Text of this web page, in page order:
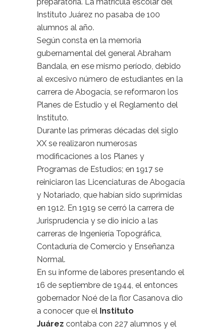
Instituto Juárez no pasaba de 100
alumnos al año.
Según consta en la memoria
gubernamental del general Abraham
Bandala, en ese mismo período, debido
al excesivo número de estudiantes en la
carrera de Abogacía, se reformaron los
Planes de Estudio y el Reglamento del
Instituto.
Durante las primeras décadas del siglo
XX se realizaron numerosas
modificaciones a los Planes y
Programas de Estudios; en 1917 se
reiniciaron las Licenciaturas de Abogacía
y Notariado, que habían sido suprimidas
en 1912. En 1919 se cerró la carrera de
Jurisprudencia y se dio inicio a las
carreras de Ingeniería Topográfica,
Contaduría de Comercio y Enseñanza
Normal.
En su informe de labores presentando el
16 de septiembre de 1944, el entonces
gobernador Noé de la flor Casanova dio
a conocer que el Instituto
Juárez contaba con 227 alumnos y el